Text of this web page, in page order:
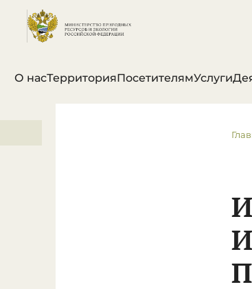
О насТерриторияПосетителямУслуги